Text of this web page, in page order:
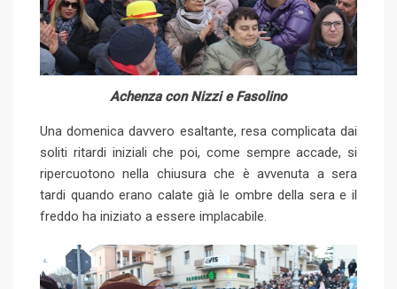
Achenza con Nizzi e Fasolino
Una domenica davvero esaltante, resa complicata dai
soliti ritardi iniziali che poi, come sempre accade, si
ripercuotono nella chiusura che è avvenuta a sera
tardi quando erano calate già le ombre della sera e il
freddo ha iniziato a essere implacabile.